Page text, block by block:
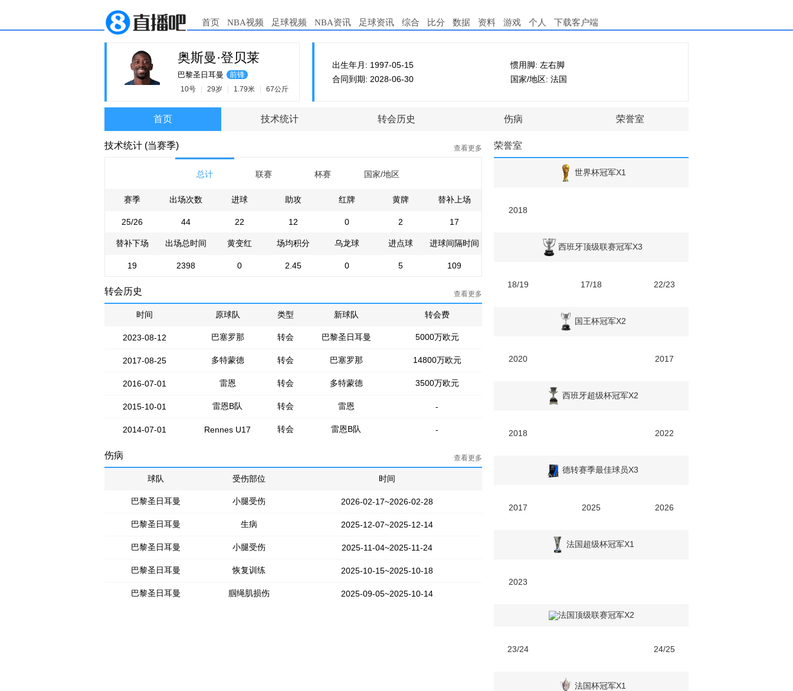
首页 NBA视频 足球视频 NBA资讯 足球资讯 综合 比分 数据 资料 游戏 个人 下载客户端
奥斯曼·登贝莱
巴黎圣日耳曼 前锋
10号 29岁 1.79米 67公斤
出生年月: 1997-05-15
合同到期: 2028-06-30
惯用脚: 左右脚
国家/地区: 法国
首页 技术统计 转会历史 伤病 荣誉室
技术统计 (当赛季) 查看更多
总计 联赛 杯赛 国家/地区
赛季 出场次数 进球 助攻 红牌 黄牌 替补上场
25/26 44 22 12 0 2 17
替补下场 出场总时间 黄变红 场均积分 乌龙球 进点球 进球间隔时间
19 2398 0 2.45 0 5 109
转会历史 查看更多
时间 原球队 类型 新球队 转会费
2023-08-12 巴塞罗那 转会 巴黎圣日耳曼 5000万欧元
2017-08-25 多特蒙德 转会 巴塞罗那 14800万欧元
2016-07-01 雷恩 转会 多特蒙德 3500万欧元
2015-10-01 雷恩B队 转会 雷恩 -
2014-07-01 Rennes U17 转会 雷恩B队 -
伤病 查看更多
球队 受伤部位 时间
巴黎圣日耳曼 小腿受伤 2026-02-17~2026-02-28
巴黎圣日耳曼 生病 2025-12-07~2025-12-14
巴黎圣日耳曼 小腿受伤 2025-11-04~2025-11-24
巴黎圣日耳曼 恢复训练 2025-10-15~2025-10-18
巴黎圣日耳曼 腘绳肌损伤 2025-09-05~2025-10-14
荣誉室
世界杯冠军X1
2018
西班牙顶级联赛冠军X3
18/19 17/18 22/23
国王杯冠军X2
2020 2017
西班牙超级杯冠军X2
2018 2022
德转赛季最佳球员X3
2017 2025 2026
法国超级杯冠军X1
2023
法国顶级联赛冠军X2
23/24 24/25
法国杯冠军X1